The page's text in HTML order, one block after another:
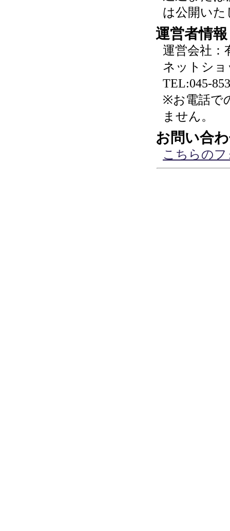
は公開い
運営者情報
運営会社：
ネットショ
TEL:045-
※お電話で
ません。
お問い合
こちらの